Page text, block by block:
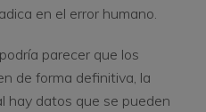
en el error humano.
parecer que los
de forma definitiva, la
hay datos que se pueden